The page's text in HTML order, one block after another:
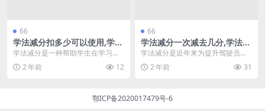
66
学法减分扣多少可以使用,学法
减分搜题神器(学法减分每次多
少分)
学法减分是一种帮助学生在学习中
更好掌握知识、提升成绩的工具。
在当今教育环境中，许...
2 年前 12
66
学法减分一次减去几分,学法减
分网上可以考几次(学法减分怎
么秒出答案)
学法减分是近年来为提升驾驶员安
全意识而推出的一项政策。通过学
习相关法律法规，驾驶...
2 年前 31
鄂ICP备2020017479号-6